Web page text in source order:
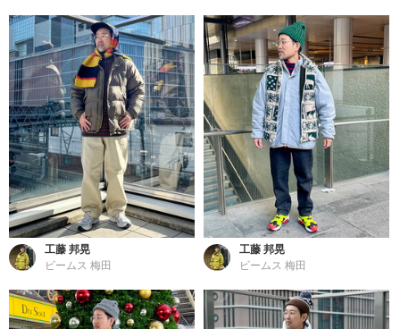
工藤 邦晃
ビームス 梅田
工藤 邦晃
ビームス 梅田